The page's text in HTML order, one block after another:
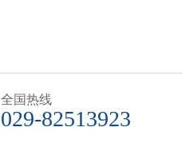
全国热线
029-82513923